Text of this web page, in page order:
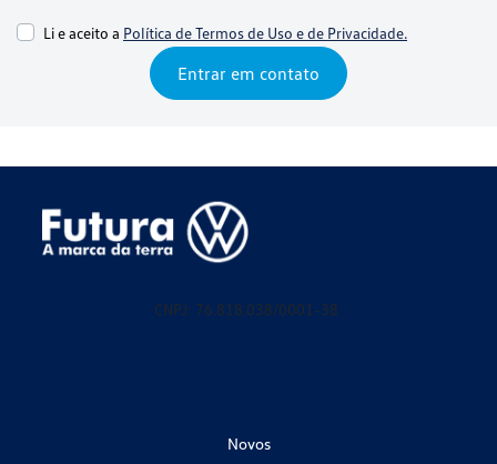
Li e aceito a Política de Termos de Uso e de Privacidade.
Entrar em contato
CNPJ: 76.818.038/0001-38
Novos